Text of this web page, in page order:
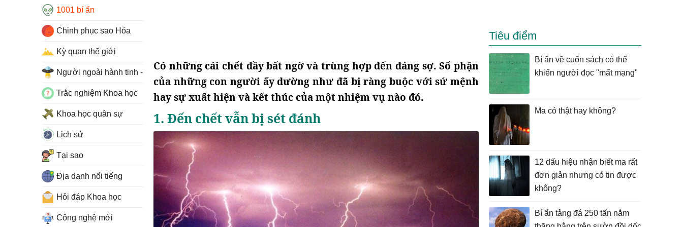
Có những cái chết đầy bất ngờ và trùng hợp đến đáng sợ. Số phận
của những con người ấy dường như đã bị ràng buộc với sứ mệnh
hay sự xuất hiện và kết thúc của một nhiệm vụ nào đó.
1. Đến chết vẫn bị sét đánh
Tiêu điểm
Bí ẩn về cuốn sách có thể
khiến người đọc "mất mạng"
Ma có thật hay không?
12 dấu hiệu nhận biết ma rất
đơn giản nhưng có tin được
không?
Bí ẩn tảng đá 250 tấn nằm
1001 bí ẩn
Chinh phục sao Hỏa
Kỳ quan thế giới
Người ngoài hành tinh - UFO
Trắc nghiệm Khoa học
Khoa học quân sự
Lịch sử
Tại sao
Địa danh nổi tiếng
Hỏi đáp Khoa học
Công nghệ mới